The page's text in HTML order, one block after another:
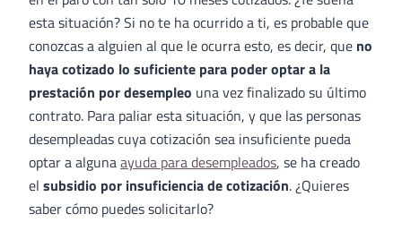
esta situación? Si no te ha ocurrido a ti, es probable que
conozcas a alguien al que le ocurra esto, es decir, que no
haya cotizado lo suficiente para poder optar a la
prestación por desempleo una vez finalizado su último
contrato. Para paliar esta situación, y que las personas
desempleadas cuya cotización sea insuficiente pueda
optar a algunaayuda para desempleados, se ha creado
el subsidio por insuficiencia de cotización. ¿Quieres
saber cómo puedes solicitarlo?